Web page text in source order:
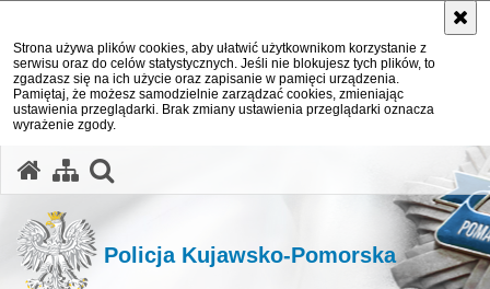
Strona używa plików cookies, aby ułatwić użytkownikom korzystanie z
serwisu oraz do celów statystycznych. Jeśli nie blokujesz tych plików, to
zgadzasz się na ich użycie oraz zapisanie w pamięci urządzenia.
Pamiętaj, że możesz samodzielnie zarządzać cookies, zmieniając
ustawienia przeglądarki. Brak zmiany ustawienia przeglądarki oznacza
wyrażenie zgody.
Policja Kujawsko-Pomorska